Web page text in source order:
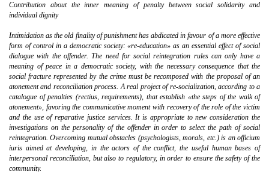
Contribution about the inner meaning of penalty between social solidarity and
individual dignity
Intimidation as the old finality of punishment has abdicated in favour of a more effective
form of control in a democratic society: «re-education» as an essential effect of social
dialogue with the offender. The need for social reintegration rules can only have a
meaning of peace in a democratic society, with the necessary consequence that the
social fracture represented by the crime must be recomposed with the proposal of an
atonement and reconciliation process. A real project of re-socialization, according to a
catalogue of penalties (rectius, requirements), that establish «the steps of the walk of
atonement», favoring the communicative moment with recovery of the role of the victim
and the use of reparative justice services. It is appropriate to new consideration the
investigations on the personality of the offender in order to select the path of social
reintegration. Overcoming mutual obstacles (psychologists, morals, etc.) is an officium
iuris aimed at developing, in the actors of the conflict, the useful human bases of
interpersonal reconciliation, but also to regulatory, in order to ensure the safety of the
community.